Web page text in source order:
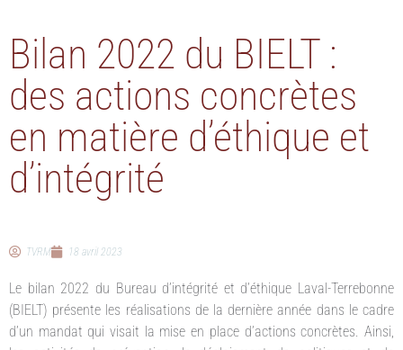
Bilan 2022 du BIELT :
des actions concrètes
en matière d’éthique et
d’intégrité
TVRM 18 avril 2023
Le bilan 2022 du Bureau d’intégrité et d’éthique Laval-Terrebonne
(BIELT) présente les réalisations de la dernière année dans le cadre
d’un mandat qui visait la mise en place d’actions concrètes. Ainsi,